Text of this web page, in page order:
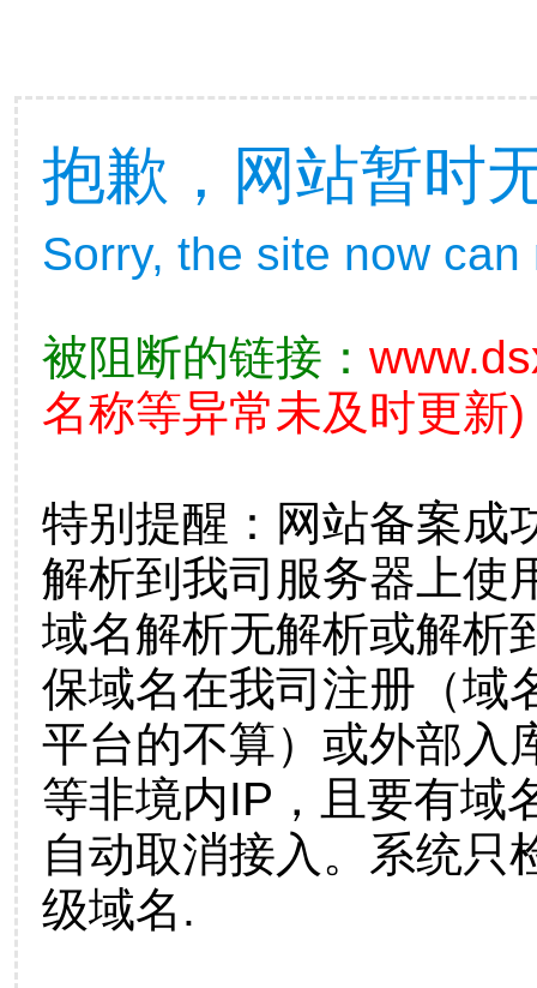
抱歉，网站暂时
Sorry, the site now
被阻断的链接：
名称等异常未及时更新)
特别提醒：网站备案成
解析到我司服务器上使
域名解析无解析或解析
保域名在我司注册（域
平台的不算）或外部入
等非境内IP，且要有域
自动取消接入。系统只
级域名.